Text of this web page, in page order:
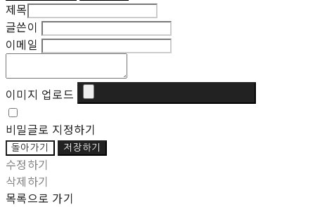
제목
글쓴이
이메일
이미지 업로드
비밀글로 지정하기
돌아가기 저장하기
수정하기
삭제하기
목록으로 가기